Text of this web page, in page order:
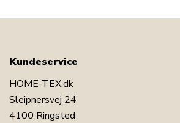
Kundeservice
HOME-TEX.dk
Sleipnersvej 24
4100 Ringsted